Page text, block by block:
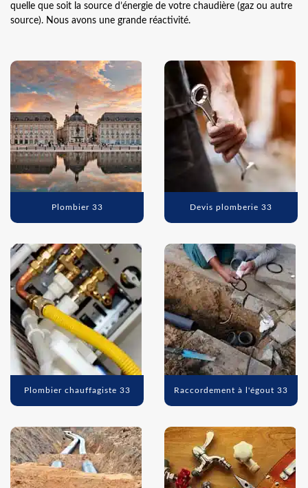
quelle que soit la source d’énergie de votre chaudière (gaz ou autre
source). Nous avons une grande réactivité.
Plombier 33 Devis plomberie 33
Plombier chauffagiste 33 Raccordement à l'égout 33